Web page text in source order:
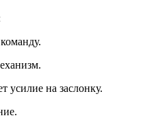
усилие на заслонку.